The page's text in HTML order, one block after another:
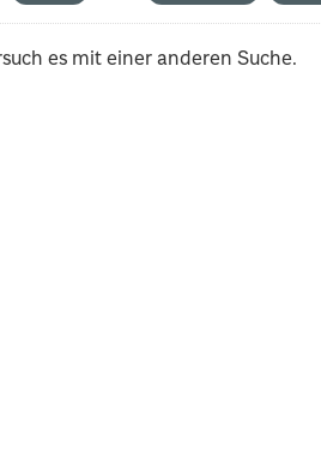
es mit einer anderen Suche.